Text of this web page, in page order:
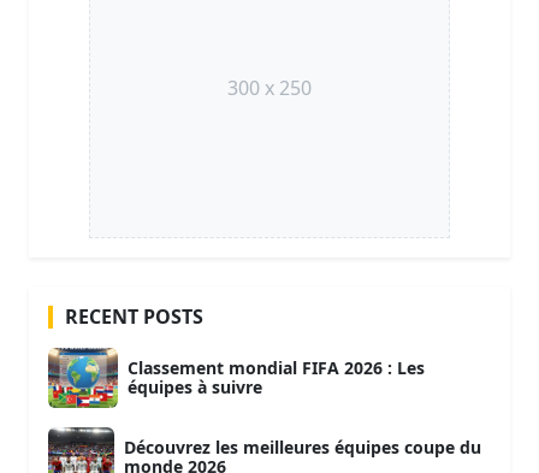
300 x 250
RECENT POSTS
Classement mondial FIFA 2026 : Les
équipes à suivre
Découvrez les meilleures équipes coupe du
monde 2026